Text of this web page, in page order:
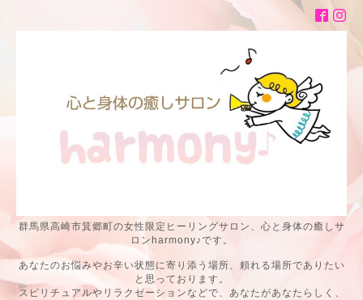
群馬県高崎市箕郷町の女性限定ヒーリングサロン、心と身体の癒しサ
ロンharmony♪です。
あなたのお悩みやお辛い状態に寄り添う場所、頼れる場所でありたい
と思っております。
スピリチュアルやリラクゼーションなどで、あなたがあなたらしく、